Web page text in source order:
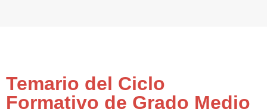
Temario del Ciclo
Formativo de Grado Medio